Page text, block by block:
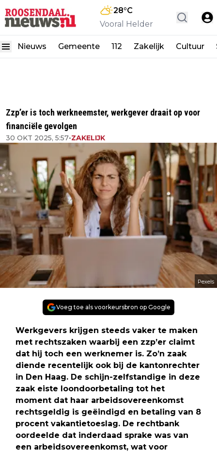
28°C
Vooral Helder
Nieuws Gemeente 112 Zakelijk Cultuur
Zzp’er is toch werkneemster, werkgever draait op voor
financiële gevolgen
30 OKT 2025, 5:57•ZAKELIJK
Pexels
Voeg toe als voorkeursbron op Google
Werkgevers krijgen steeds vaker te maken
met rechtszaken waarbij een zzp’er claimt
dat hij toch een werknemer is. Zo’n zaak
diende recentelijk ook bij de kantonrechter
in Den Haag. De schijn-zelfstandige in deze
zaak eiste loondoorbetaling tot het
moment dat haar arbeidsovereenkomst
rechtsgeldig is geëindigd en betaling van 8
procent vakantietoeslag. De rechtbank
oordeelde dat inderdaad sprake was van
een arbeidsovereenkomst, wat voor